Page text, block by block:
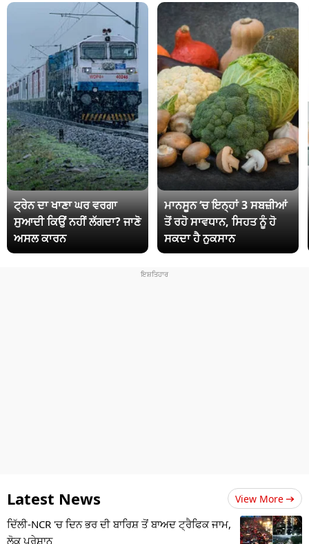
ਟ੍ਰੇਨ ਦਾ ਖਾਣਾ ਘਰ ਵਰਗਾ
ਸੁਆਦੀ ਕਿਉਂ ਨਹੀਂ ਲੱਗਦਾ? ਜਾਣੋ
ਅਸਲ ਕਾਰਨ
ਮਾਨਸੂਨ ‘ਚ ਇਨ੍ਹਾਂ 3 ਸਬਜ਼ੀਆਂ
ਤੋਂ ਰਹੋ ਸਾਵਧਾਨ, ਸਿਹਤ ਨੂੰ ਹੋ
ਸਕਦਾ ਹੈ ਨੁਕਸਾਨ
Latest News View More
ਦਿੱਲੀ-NCR 'ਚ ਦਿਨ ਭਰ ਦੀ ਬਾਰਿਸ਼ ਤੋਂ ਬਾਅਦ ਟ੍ਰੈਫਿਕ ਜਾਮ,
ਲੋਕ ਪ੍ਰੇਸ਼ਾਨ